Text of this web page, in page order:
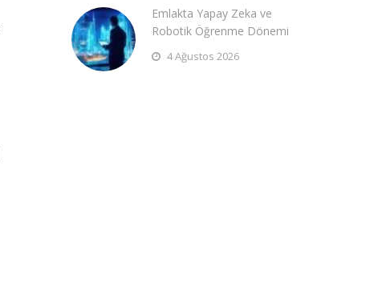
Emlakta Yapay Zeka ve
Robotik Öğrenme Dönemi
4 Ağustos 2026